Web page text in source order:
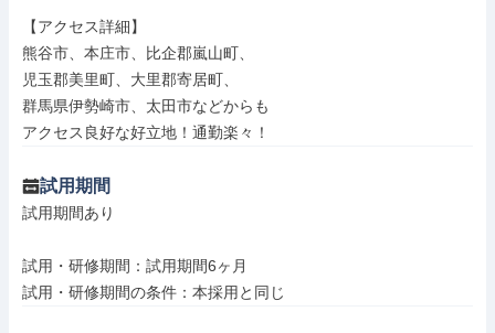
【アクセス詳細】
熊谷市、本庄市、比企郡嵐山町、
児玉郡美里町、大里郡寄居町、
群馬県伊勢崎市、太田市などからも
アクセス良好な好立地！通勤楽々！
試用期間
試用期間あり
試用・研修期間：試用期間6ヶ月